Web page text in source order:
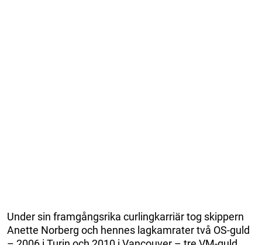
Under sin framgångsrika curlingkarriär tog skippern
Anette Norberg och hennes lagkamrater två OS-guld